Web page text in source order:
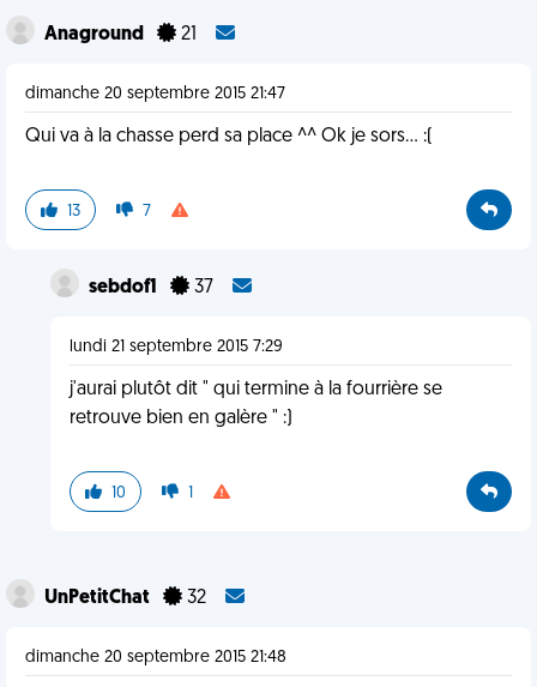
Anaground 21
dimanche 20 septembre 2015 21:47
Qui va à la chasse perd sa place ^^ Ok je sors... :(
13 7
sebdof1 37
lundi 21 septembre 2015 7:29
j'aurai plutôt dit " qui termine à la fourrière se
retrouve bien en galère " :)
10 1
UnPetitChat 32
dimanche 20 septembre 2015 21:48